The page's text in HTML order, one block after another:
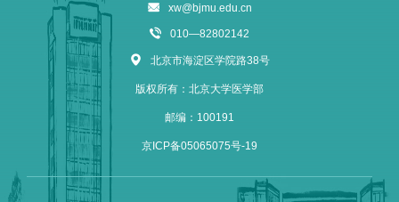
xw@bjmu.edu.cn
010—82802142
北京市海淀区学院路38号
版权所有：北京大学医学部
邮编：100191
京ICP备05065075号-19